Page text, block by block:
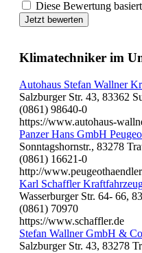
Diese Bewertung
Jetzt bewerten
Klimatechniker im
Autohaus Stefan Wallner
Salzburger Str. 43, 83362
(0861) 98640-0
https://www.autohaus-
Panzer Hans GmbH
Sonntagshornstr., 83278
(0861) 16621-0
http://
Karl Schaffler
Wasserburger Str. 64- 66,
(0861) 70970
https://www.schaffler.de
Stefan Wallner GmbH &
Salzburger Str. 43, 83278